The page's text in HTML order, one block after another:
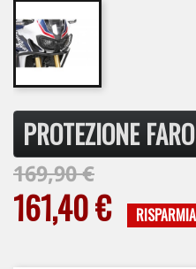
PROTEZIONE
169,90 €
161,40 €